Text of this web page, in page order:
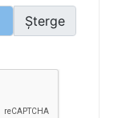
Șterge